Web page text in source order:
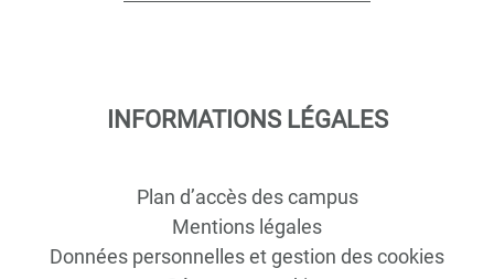
INFORMATIONS LÉGALES
Plan d’accès des campus
Mentions légales
Données personnelles et gestion des cookies